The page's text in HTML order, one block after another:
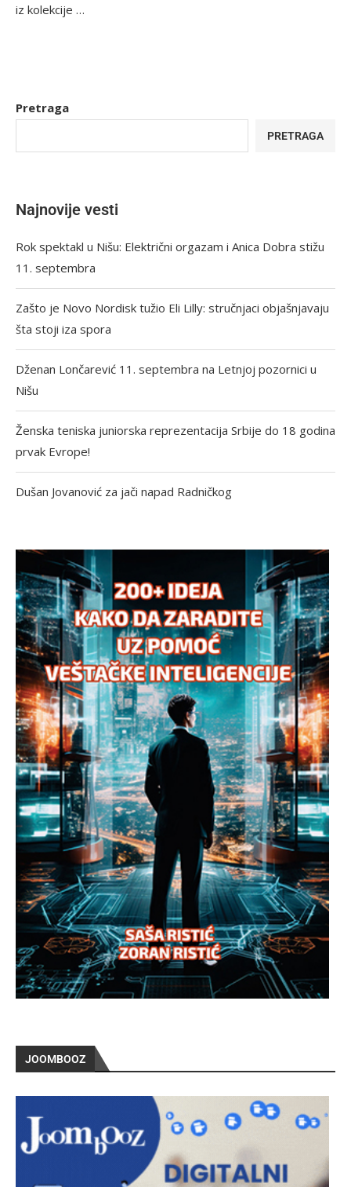
iz kolekcije …
Pretraga
PRETRAGA
Najnovije vesti
Rok spektakl u Nišu: Električni orgazam i Anica Dobra stižu
11. septembra
Zašto je Novo Nordisk tužio Eli Lilly: stručnjaci objašnjavaju
šta stoji iza spora
Dženan Lončarević 11. septembra na Letnjoj pozornici u
Nišu
Ženska teniska juniorska reprezentacija Srbije do 18 godina
prvak Evrope!
Dušan Jovanović za jači napad Radničkog
JOOMBOOZ